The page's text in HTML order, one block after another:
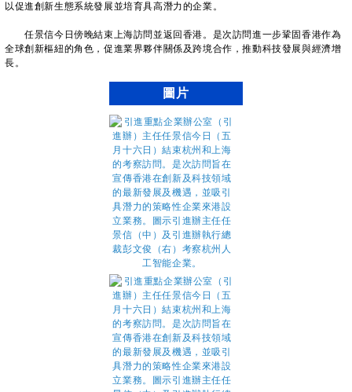
以促進創新生態系統發展並培育具高潛力的企業。
任景信今日傍晚結束上海訪問並返回香港。是次訪問進一步鞏固香港作為
全球創新樞紐的角色，促進業界夥伴關係及跨境合作，推動科技發展與經濟增
長。
圖片